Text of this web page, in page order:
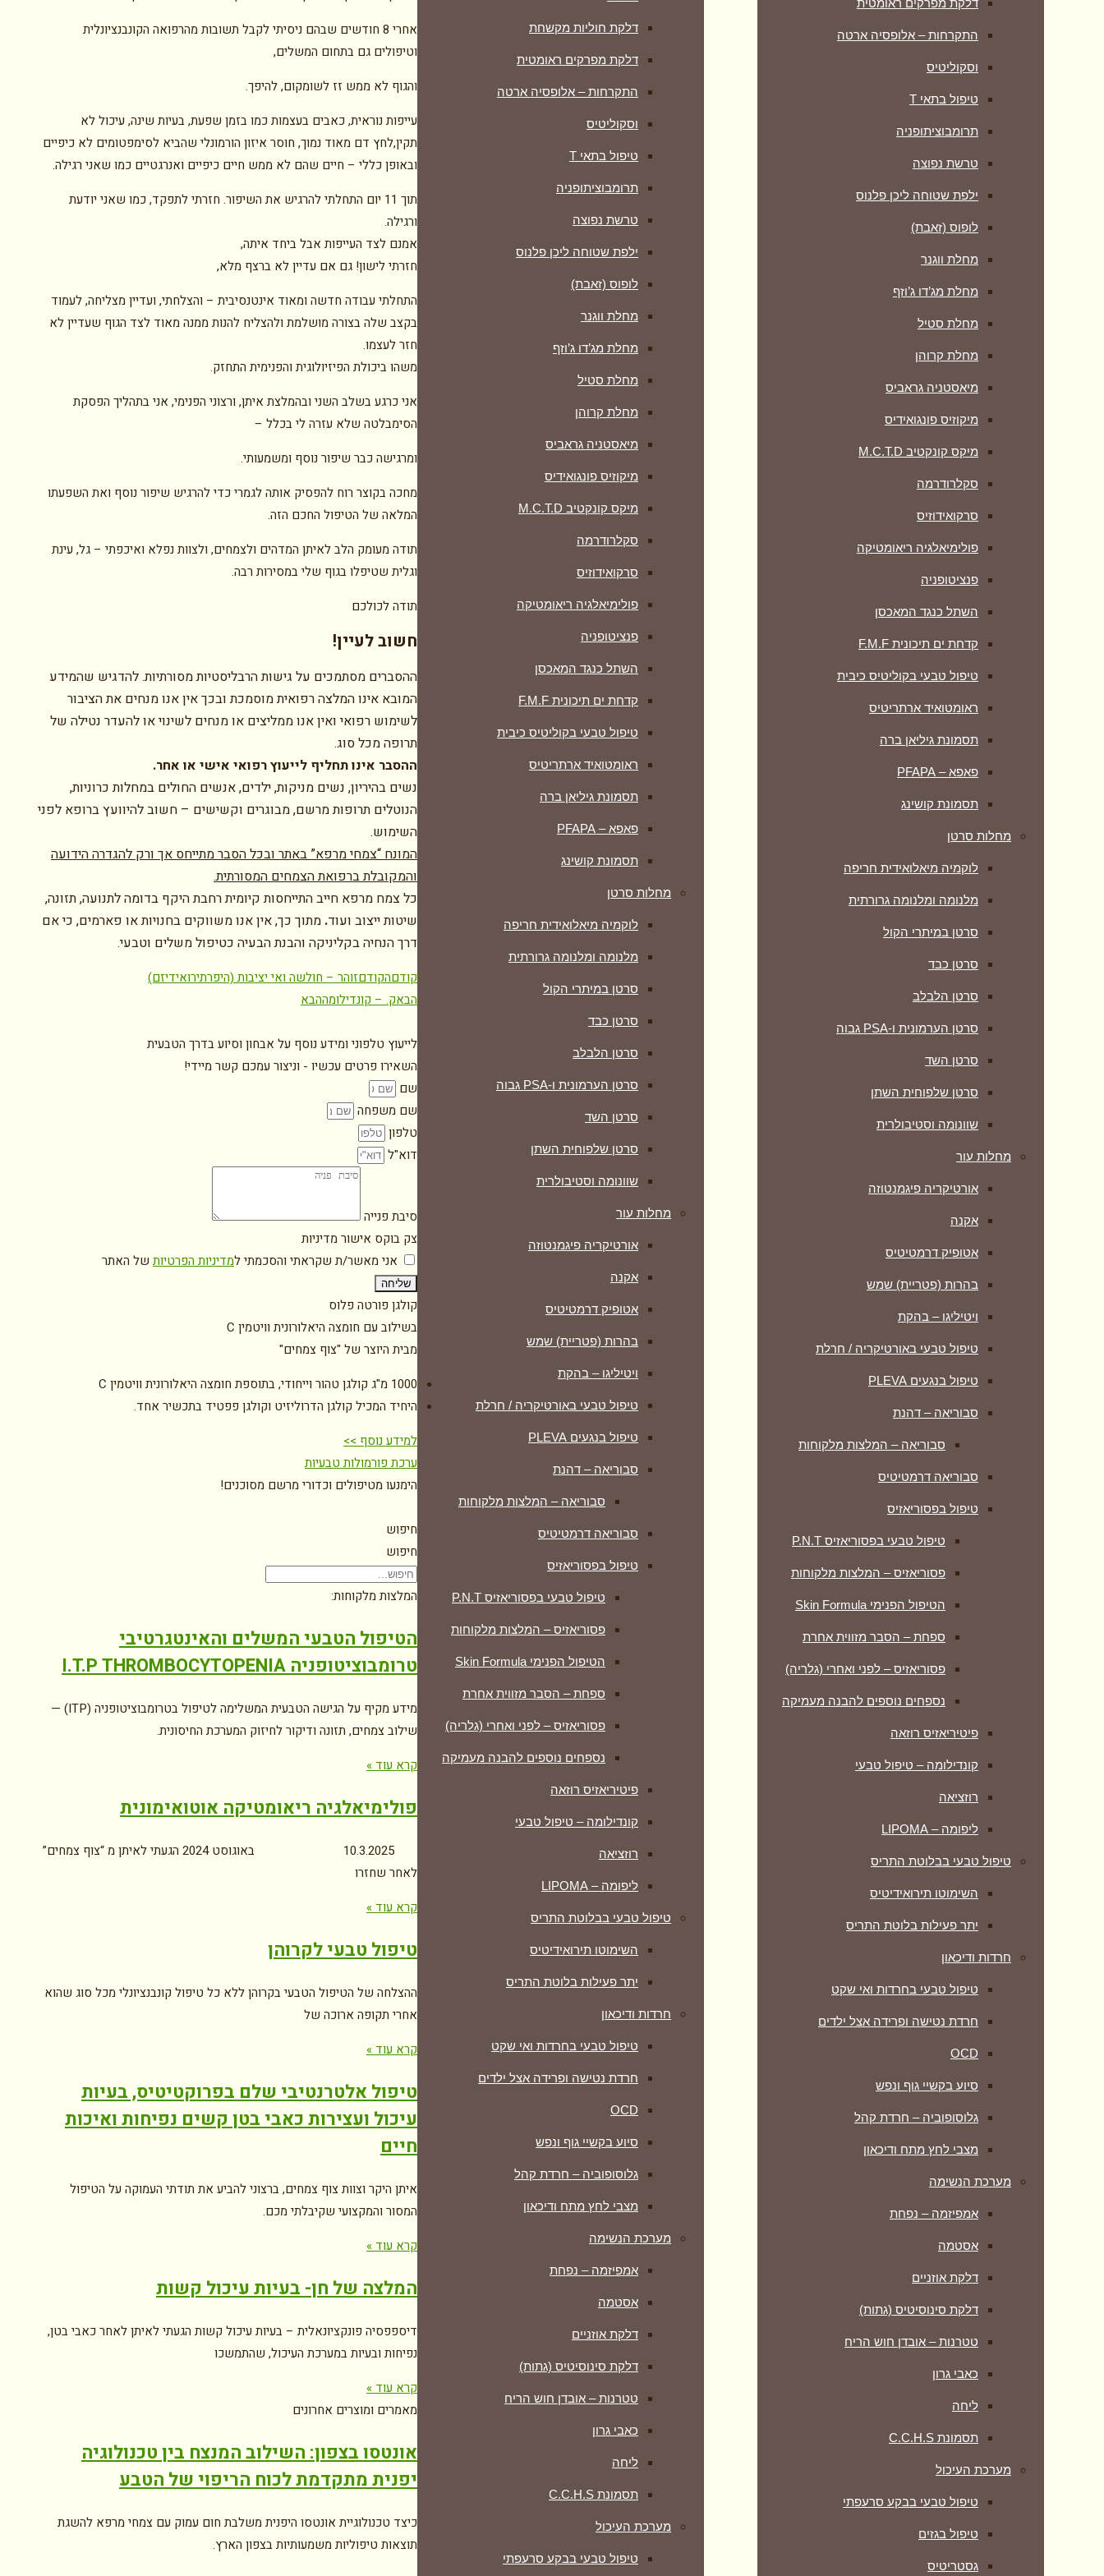
דלקת מפרקים ראומטית
התקרחות – אלופסיה ארטה
וסקוליטיס
טיפול בתאי T
תרומבוציתופניה
טרשת נפוצה
ילפת שטוחה ליכן פלנוס
לופוס (זאבת)
מחלת ווגנר
מחלת מג’דו ג’וזף
מחלת סטיל
מחלת קרוהן
מיאסטניה גראביס
מיקוזיס פונגואידיס
מיקס קונקטיב M.C.T.D
סקלרודרמה
סרקואידוזיס
פולימיאלגיה ריאומטיקה
‏פנציטופניה
השתל כנגד המאכסן
קדחת ים תיכונית F.M.F
טיפול טבעי בקוליטיס כיבית
ראומטואיד ארתריטיס
תסמונת גיליאן ברה
פאפא – PFAPA
תסמונת קושינג
מחלות סרטן
לוקמיה מיאלואידית חריפה
מלנומה ומלנומה גרורתית
סרטן במיתרי הקול
סרטן כבד
סרטן הלבלב
סרטן הערמונית ו-PSA גבוה
סרטן השד
סרטן שלפוחית השתן
שוונומה וסטיבולרית
מחלות עור
אורטיקריה פיגמנטוזה
אקנה
אטופיק דרמטיטיס
בהרות (פטריית) שמש
ויטיליגו – בהקת
טיפול טבעי באורטיקריה / חרלת
טיפול בנגעים PLEVA
סבוריאה – דהנת
סבוריאה – המלצות מלקוחות
סבוריאה דרמטיטיס
טיפול בפסוריאזיס
טיפול טבעי בפסוריאזיס P.N.T
פסוריאזיס – המלצות מלקוחות
הטיפול הפנימי Skin Formula
ספחת – הסבר מזווית אחרת
פסוריאזיס – לפני ואחרי (גלריה)
נספחים נוספים להבנה מעמיקה
פיטיריאזיס רוזאה
קונדילומה – טיפול טבעי
רוזציאה
ליפומה – LIPOMA
טיפול טבעי בבלוטת התריס
השימוטו תירואידיטיס
יתר פעילות בלוטת התריס
חרדות ודיכאון
טיפול טבעי בחרדות ואי שקט
חרדת נטישה ופרידה אצל ילדים
OCD
סיוע בקשיי גוף ונפש
גלוסופוביה – חרדת קהל
מצבי לחץ מתח ודיכאון
מערכת הנשימה
אמפיזמה – נפחת
אסטמה
דלקת אוזניים
דלקת סינוסיטיס (גתות)
טטרנות – אובדן חוש הריח
כאבי גרון
ליחה
תסמונת C.C.H.S
מערכת העיכול
טיפול טבעי בבקע סרעפתי
טיפול בגזים
גסטריטיס
דלקת חוליות מקשחת
דלקת מפרקים ראומטית
התקרחות – אלופסיה ארטה
וסקוליטיס
טיפול בתאי T
תרומבוציתופניה
טרשת נפוצה
ילפת שטוחה ליכן פלנוס
לופוס (זאבת)
מחלת ווגנר
מחלת מג’דו ג’וזף
מחלת סטיל
מחלת קרוהן
מיאסטניה גראביס
מיקוזיס פונגואידיס
מיקס קונקטיב M.C.T.D
סקלרודרמה
סרקואידוזיס
פולימיאלגיה ריאומטיקה
‏פנציטופניה
השתל כנגד המאכסן
קדחת ים תיכונית F.M.F
טיפול טבעי בקוליטיס כיבית
ראומטואיד ארתריטיס
תסמונת גיליאן ברה
פאפא – PFAPA
תסמונת קושינג
מחלות סרטן
לוקמיה מיאלואידית חריפה
מלנומה ומלנומה גרורתית
סרטן במיתרי הקול
סרטן כבד
סרטן הלבלב
סרטן הערמונית ו-PSA גבוה
סרטן השד
סרטן שלפוחית השתן
שוונומה וסטיבולרית
מחלות עור
אורטיקריה פיגמנטוזה
אקנה
אטופיק דרמטיטיס
בהרות (פטריית) שמש
ויטיליגו – בהקת
טיפול טבעי באורטיקריה / חרלת
טיפול בנגעים PLEVA
סבוריאה – דהנת
סבוריאה – המלצות מלקוחות
סבוריאה דרמטיטיס
טיפול בפסוריאזיס
טיפול טבעי בפסוריאזיס P.N.T
פסוריאזיס – המלצות מלקוחות
הטיפול הפנימי Skin Formula
ספחת – הסבר מזווית אחרת
פסוריאזיס – לפני ואחרי (גלריה)
נספחים נוספים להבנה מעמיקה
פיטיריאזיס רוזאה
קונדילומה – טיפול טבעי
רוזציאה
ליפומה – LIPOMA
טיפול טבעי בבלוטת התריס
השימוטו תירואידיטיס
יתר פעילות בלוטת התריס
חרדות ודיכאון
טיפול טבעי בחרדות ואי שקט
חרדת נטישה ופרידה אצל ילדים
OCD
סיוע בקשיי גוף ונפש
גלוסופוביה – חרדת קהל
מצבי לחץ מתח ודיכאון
מערכת הנשימה
אמפיזמה – נפחת
אסטמה
דלקת אוזניים
דלקת סינוסיטיס (גתות)
טטרנות – אובדן חוש הריח
כאבי גרון
ליחה
תסמונת C.C.H.S
מערכת העיכול
טיפול טבעי בבקע סרעפתי
אחרי 8 חודשים שבהם ניסיתי לקבל תשובות מהרפואה הקונבנציונלית
וטיפולים גם בתחום המשלים,
והגוף לא ממש זז לשומקום, להיפך.
עייפות נוראית, כאבים בעצמות כמו בזמן שפעת, בעיות שינה, עיכול לא
תקין,לחץ דם מאוד נמוך, חוסר איזון הורמונלי שהביא לסימפטומים לא כיפיים
ובאופן כללי – חיים שהם לא ממש חיים כיפיים ואנרגטיים כמו שאני רגילה.
תוך 11 יום התחלתי להרגיש את השיפור. חזרתי לתפקד, כמו שאני יודעת
ורגילה.
אמנם לצד העייפות אבל ביחד איתה,
חזרתי לישון! גם אם עדיין לא ברצף מלא,
התחלתי עבודה חדשה ומאוד אינטנסיבית – והצלחתי, ועדיין מצליחה, לעמוד
בקצב שלה בצורה מושלמת ולהצליח להנות ממנה מאוד לצד הגוף שעדיין לא
חזר לעצמו.
משהו ביכולת הפיזיולוגית והפנימית התחזק.
אני כרגע בשלב השני ובהמלצת איתן, ורצוני הפנימי, אני בתהליך הפסקת
הסימבלטה שלא עזרה לי בכלל –
ומרגישה כבר שיפור נוסף ומשמעותי.
מחכה בקוצר רוח להפסיק אותה לגמרי כדי להרגיש שיפור נוסף ואת השפעתו
המלאה של הטיפול החכם הזה.
תודה מעומק הלב לאיתן המדהים ולצמחים, ולצוות נפלא ואיכפתי – גל, עינת
וגלית שטיפלו בגוף שלי במסירות רבה.
תודה לכולכם
חשוב לעיין!
ההסברים מסתמכים על גישות הרבליסטיות מסורתיות. להדגיש שהמידע
המובא אינו המלצה רפואית מוסמכת ובכך אין אנו מנחים את הציבור
לשימוש רפואי ואין אנו ממליצים או מנחים לשינוי או להעדר נטילה של
תרופה מכל סוג.
ההסבר אינו תחליף לייעוץ רפואי אישי או אחר.
נשים בהיריון, נשים מניקות, ילדים, אנשים החולים במחלות כרוניות,
הנוטלים תרופות מרשם, מבוגרים וקשישים – חשוב להיוועץ ברופא לפני
השימוש.
המונח “צמחי מרפא” באתר ובכל הסבר מתייחס אך ורק להגדרה הידועה
והמקובלת ברפואת הצמחים המסורתית.
כל צמח מרפא חייב התייחסות קיומית רחבת היקף בדומה לתנועה, תזונה,
שיטות ייצוב ועוד. מתוך כך, אין אנו משווקים בחנויות או פארמים, כי אם
דרך הנחיה בקליניקה והבנת הבעיה כטיפול משלים וטבעי.
קודםהקודםזוהר – חולשה ואי יציבות (היפרתירואידיזם)
הבאק. – קונדילומההבא
לייעוץ טלפוני ומידע נוסף על אבחון וסיוע בדרך הטבעית
השאירו פרטים עכשיו - וניצור עמכם קשר מיידי!
שם
שם משפחה
טלפון
דוא"ל
סיבת פנייה
צק בוקס אישור מדיניות
אני מאשר/ת שקראתי והסכמתי למדיניות הפרטיות של האתר
שליחה
קולגן פורטה פלוס
בשילוב עם חומצה היאלורונית וויטמין C
מבית היוצר של "צוף צמחים"
1000 מ"ג קולגן טהור וייחודי, בתוספת חומצה היאלורונית וויטמין C
היחיד המכיל קולגן הדרוליזיט וקולגן פפטיד בתכשיר אחד.
למידע נוסף >>
ערכת פורמולות טבעיות
הימנעו מטיפולים וכדורי מרשם מסוכנים!
חיפוש
חיפוש
המלצות מלקוחות:
הטיפול הטבעי המשלים והאינטגרטיבי
טרומבוציטופניה I.T.P THROMBOCYTOPENIA
מידע מקיף על הגישה הטבעית המשלימה לטיפול בטרומבוציטופניה (ITP) —
שילוב צמחים, תזונה ודיקור לחיזוק המערכת החיסונית.
קרא עוד »
פולימיאלגיה ריאומטיקה אוטואימונית
10.3.2025 באוגוסט 2024 הגעתי לאיתן מ “צוף צמחים”
לאחר שחזרו
קרא עוד »
טיפול טבעי לקרוהן
ההצלחה של הטיפול הטבעי בקרוהן ללא כל טיפול קונבנציונלי מכל סוג שהוא
אחרי תקופה ארוכה של
קרא עוד »
טיפול אלטרנטיבי שלם בפרוקטיטיס, בעיות
עיכול ועצירות כאבי בטן קשים נפיחות ואיכות
חיים
איתן היקר וצוות צוף צמחים, ברצוני להביע את תודתי העמוקה על הטיפול
המסור והמקצועי שקיבלתי מכם.
קרא עוד »
המלצה של חן- בעיות עיכול קשות
דיספפסיה פונקציונאלית – בעיות עיכול קשות הגעתי לאיתן לאחר כאבי בטן,
נפיחות ובעיות במערכת העיכול, שהתמשכו
קרא עוד »
מאמרים ומוצרים אחרונים
אונטסו בצפון: השילוב המנצח בין טכנולוגיה
יפנית מתקדמת לכוח הריפוי של הטבע
כיצד טכנולוגיית אונטסו היפנית משלבת חום עמוק עם צמחי מרפא להשגת
תוצאות טיפוליות משמעותיות בצפון הארץ.